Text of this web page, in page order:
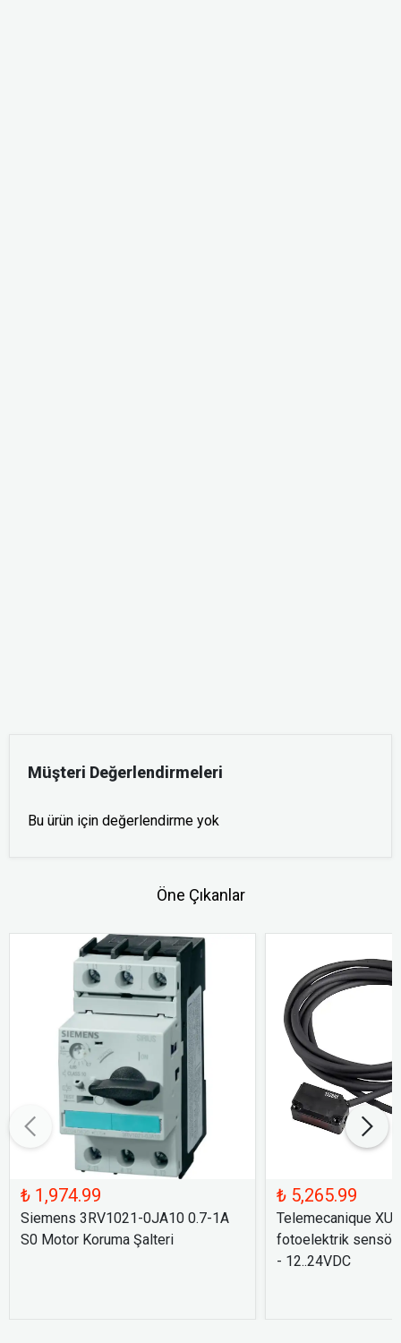
Müşteri Değerlendirmeleri
Bu ürün için değerlendirme yok
Öne Çıkanlar
₺ 1,974.99
Siemens 3RV1021-0JA10 0.7-1A
S0 Motor Koruma Şalteri
₺ 5,265.99
Telemecanique
fotoelektrik sensör
- 12..24VDC